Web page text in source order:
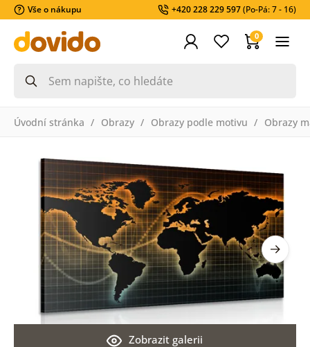
Vše o nákupu +420 228 229 597(Po-Pá: 7 - 16)
0
Úvodní stránka Obrazy Obrazy podle motivu Obrazy
Zobrazit galerii